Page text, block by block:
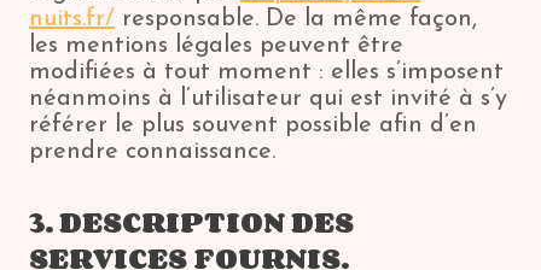
nuits.fr/ responsable. De la même façon,
les mentions légales peuvent être
modifiées à tout moment : elles s’imposent
néanmoins à l’utilisateur qui est invité à s’y
référer le plus souvent possible afin d’en
prendre connaissance.
3. DESCRIPTION DES
SERVICES FOURNIS.